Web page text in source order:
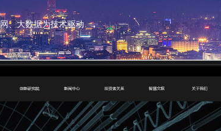
、大数据为技术驱动